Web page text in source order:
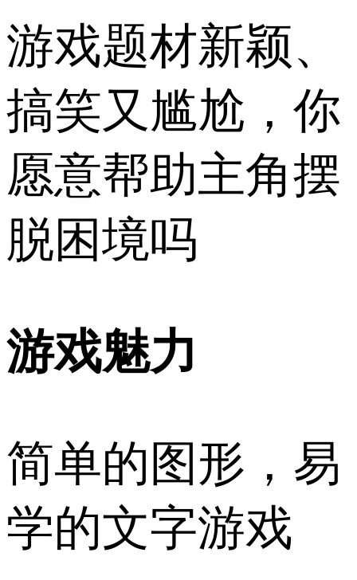
游戏题材新颖、
搞笑又尴尬，你
愿意帮助主角摆
脱困境吗
游戏魅力
简单的图形，易
学的文字游戏